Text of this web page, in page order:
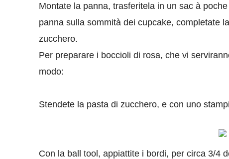
Montate la panna, trasferitela in un sac à
panna sulla sommità dei cupcake, completate
zucchero.
Per preparare i boccioli di rosa, che vi
modo:
Stendete la pasta di zucchero, e con uno
Con la ball tool, appiattite i bordi, per circa 3/4